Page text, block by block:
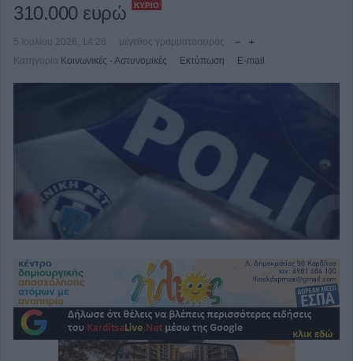
310.000 ευρώ
ΚΎΡΙΟ
5 Ιουλίου 2026, 14:26
μέγεθος γραμματοσειράς
Κατηγορία Κοινωνικές - Αστυνομικές Εκτύπωση E-mail